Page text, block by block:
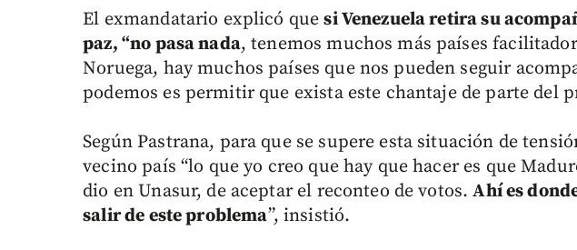
El exmandatario explicó quesi Venezuela retira su
paz, “no pasa nada, tenemos muchos más países
Noruega, hay muchos países que nos pueden seguir
podemos es permitir que exista este chantaje de parte del
Según Pastrana, para que se supere esta situación de
vecino país “lo que yo creo que hay que hacer es que
dio en Unasur, de aceptar el reconteo de votos.Ahí es
salir de este problema”, insistió.